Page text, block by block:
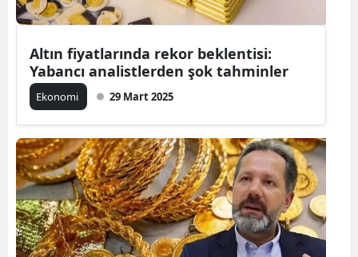
Altın fiyatlarında rekor beklentisi:
Yabancı analistlerden şok tahminler
Ekonomi 29 Mart 2025